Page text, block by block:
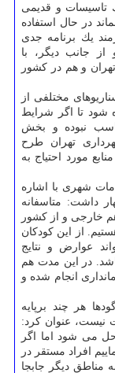
تاسیسات و قدیمی
در حال استفاده
یك برنامه جدی
جانب دیگر، با
و هم در كشور
مختلفی از
شود تا اگر شرایط
نبوده و بخش
تهران طرح
مورد احتیاج به
شهری با اشاره
داشت: متاسفانه
خارجی و از كشور
از این كودكان
عوارض و نتایج
در این مدت هم
انجام شده و
هر چند برپایه
نیست، عنوان كرد:
می شود اما اگر
افراد مستقر در
مناطق دیگر جابجا